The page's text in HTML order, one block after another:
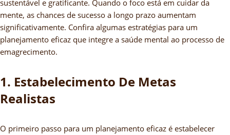
sustentável e gratificante. Quando o foco está em cuidar da
mente, as chances de sucesso a longo prazo aumentam
significativamente. Confira algumas estratégias para um
planejamento eficaz que integre a saúde mental ao processo de
emagrecimento.
1. Estabelecimento De Metas
Realistas
O primeiro passo para um planejamento eficaz é estabelecer